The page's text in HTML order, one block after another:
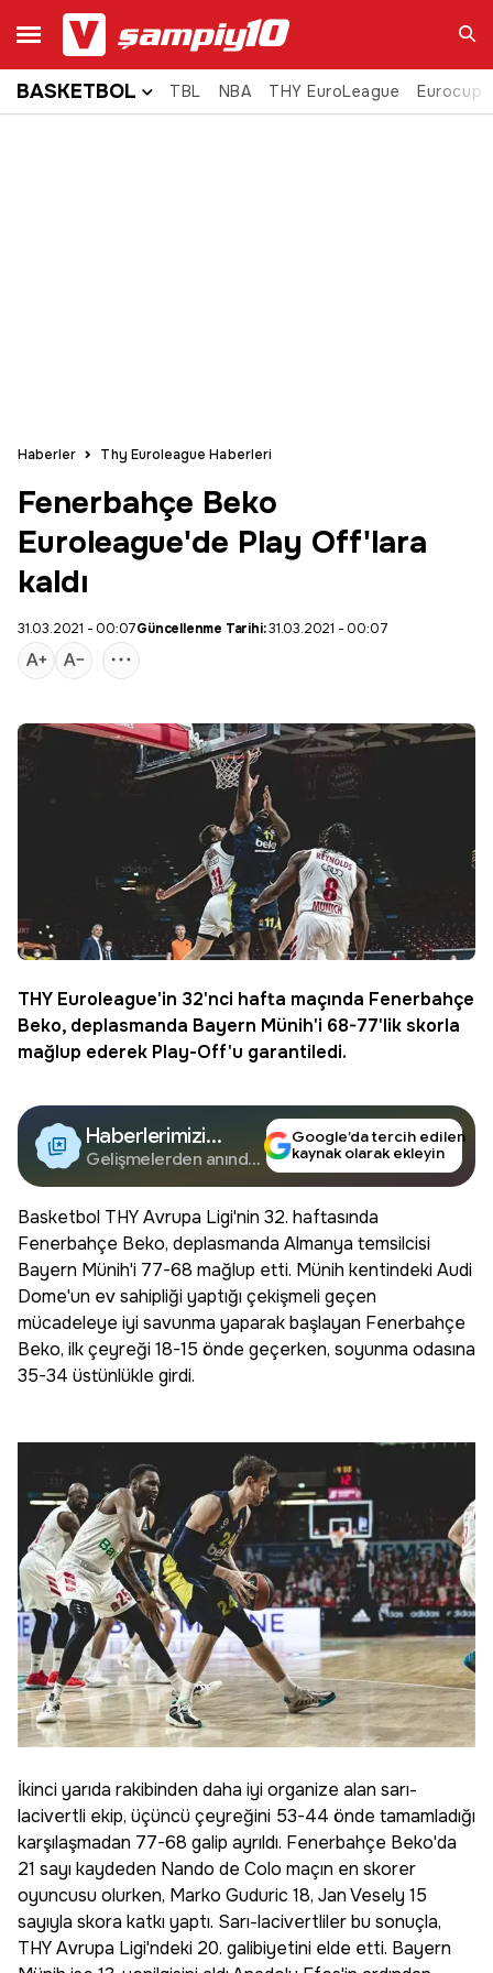
Ara
BASKETBOL TBL NBA THY EuroLeague Eurocup
Haberler Thy Euroleague Haberleri
Fenerbahçe Beko
Euroleague'de Play Off'lara
kaldı
31.03.2021 - 00:07Güncellenme Tarihi:31.03.2021 - 00:07
THY Euroleague'in 32'nci hafta maçında Fenerbahçe
Beko, deplasmanda Bayern Münih'i 68-77'lik skorla
mağlup ederek Play-Off'u garantiledi.
Haberlerimizi
Google'da Takip
Edin
Gelişmelerden anında
Google’da tercih edilen
kaynak olarak ekleyin
Basketbol THY Avrupa Ligi'nin 32. haftasında
Fenerbahçe Beko, deplasmanda Almanya temsilcisi
Bayern Münih'i 77-68 mağlup etti. Münih kentindeki Audi
Dome'un ev sahipliği yaptığı çekişmeli geçen
mücadeleye iyi savunma yaparak başlayan Fenerbahçe
Beko, ilk çeyreği 18-15 önde geçerken, soyunma odasına
35-34 üstünlükle girdi.
İkinci yarıda rakibinden daha iyi organize alan sarı-
lacivertli ekip, üçüncü çeyreğini 53-44 önde tamamladığı
karşılaşmadan 77-68 galip ayrıldı. Fenerbahçe Beko'da
21 sayı kaydeden Nando de Colo maçın en skorer
oyuncusu olurken, Marko Guduric 18, Jan Vesely 15
sayıyla skora katkı yaptı. Sarı-lacivertliler bu sonuçla,
THY Avrupa Ligi'ndeki 20. galibiyetini elde etti. Bayern